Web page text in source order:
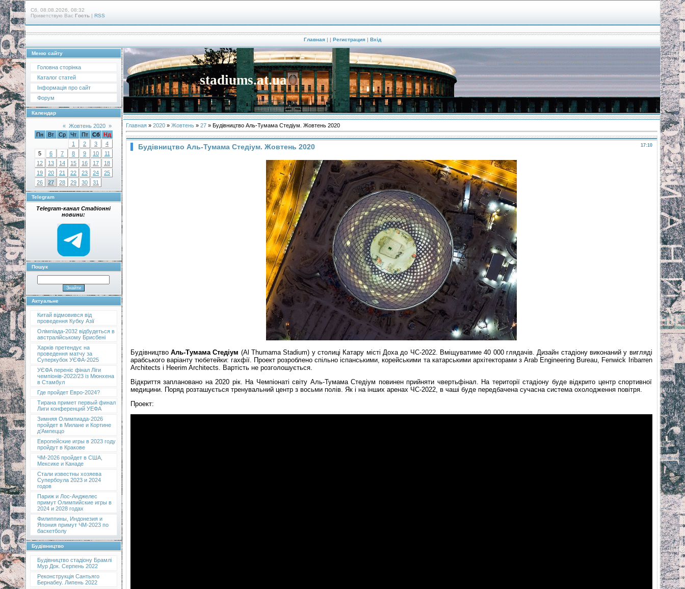
Сб, 08.08.2026, 08:32
Приветствую Вас Гость| RSS
Главная | | Регистрация | Вхід
Меню сайту
Головна сторінка
Каталог статей
Інформація про сайт
Форум
Календар
« Жовтень 2020 »
Пн
Вт Ср Чт Пт Сб
Нд
1
2 3
4
5
6 7 8 9 10
11
12
13 14 15 16 17
18
19
20 21 22 23 24
25
26
27 28 29 30 31
Telegram
Telegram-канал Стадіонні
новини:
Пошук
Актуальне
Китай відмовився від
проведення Кубку Азії
Олімпіада-2032 відбудеться в
австралійському Брисбені
Харків претендує на
проведення матчу за
Суперкубок УЄФА-2025
УЄФА переніс фінал Ліги
чемпіонів-2022/23 із Мюнхена
в Стамбул
Где пройдет Евро-2024?
Тирана примет первый финал
Лиги конференций УЕФА
Зимняя Олимпиада-2026
пройдет в Милане и Кортине
д’Ампеццо
Европейские игры в 2023 году
пройдут в Кракове
ЧМ-2026 пройдет в США,
Мексике и Канаде
Стали известны хозяева
Супербоула 2023 и 2024
годов
Париж и Лос-Анджелес
примут Олимпийские игры в
2024 и 2028 годах
Филиппины, Индонезия и
Япония примут ЧМ-2023 по
баскетболу
Будівництво
Будівництво стадіону Брамлі
Мур Док. Серпень 2022
Реконструкція Сантьяго
Бернабеу. Липень 2022
stadiums.at.ua
Главная» 2020 » Жовтень » 27» Будівництво Аль-Тумама Стедіум. Жовтень 2020
17:10
Будівництво Аль-Тумама Стедіум. Жовтень 2020
Будівництво Аль-Тумама Стедіум (Al Thumama Stadium) у столиці Катару місті Доха до ЧС-2022. Вміщуватиме 40 000 глядачів. Дизайн стадіону виконаний у вигляді
арабського варіанту тюбетейки: гахфії. Проект розроблено спільно іспанськими, корейськими та катарськими архітекторами з Arab Engineering Bureau, Fenwick Iribarren
Architects і Heerim Architects. Вартість не розголошується.
Відкриття заплановано на 2020 рік. На Чемпіонаті світу Аль-Тумама Стедіум повинен прийняти чвертьфінал. На території стадіону буде відкрито центр спортивної
медицини. Поряд розташується тренувальний центр з восьми полів. Як і на інших аренах ЧС-2022, в чаші буде передбачена сучасна система охолодження повітря.
Проект: